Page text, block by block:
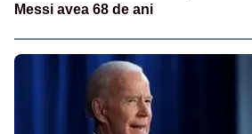
Messi avea 68 de ani